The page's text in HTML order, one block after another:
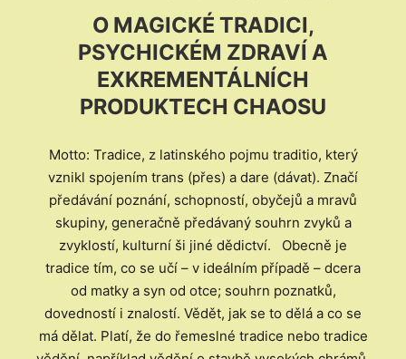
O MAGICKÉ TRADICI,
PSYCHICKÉM ZDRAVÍ A
EXKREMENTÁLNÍCH
PRODUKTECH CHAOSU
Motto: Tradice, z latinského pojmu traditio, který
vznikl spojením trans (přes) a dare (dávat). Značí
předávání poznání, schopností, obyčejů a mravů
skupiny, generačně předávaný souhrn zvyků a
zvyklostí, kulturní ši jiné dědictví. Obecně je
tradice tím, co se učí – v ideálním případě – dcera
od matky a syn od otce; souhrn poznatků,
dovedností i znalostí. Vědět, jak se to dělá a co se
má dělat. Platí, že do řemeslné tradice nebo tradice